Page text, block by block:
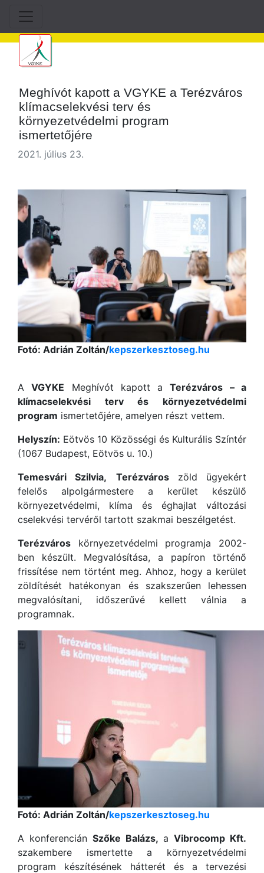
Meghívót kapott a VGYKE a Terézváros
klímacselekvési terv és
környezetvédelmi program
ismertetőjére
2021. július 23.
Fotó: Adrián Zoltán/kepszerkesztoseg.hu
AVGYKE Meghívót kapott aTerézváros – a
klímacselekvési terv és környezetvédelmi
program ismertetőjére, amelyen részt vettem.
Helyszín: Eötvös 10 Közösségi és Kulturális Színtér
(1067 Budapest, Eötvös u. 10.)
Temesvári Szilvia,
Terézvároszöld ügyekért
felelős alpolgármestere a kerület készülő
környezetvédelmi, klíma és éghajlat változási
cselekvési tervéről tartott szakmai beszélgetést.
Terézváros környezetvédelmi programja 2002-
ben készült. Megvalósítása, a papíron történő
frissítése nem történt meg. Ahhoz, hogy a kerület
zöldítését hatékonyan és szakszerűen lehessen
megvalósítani, időszerűvé kellett válnia a
programnak.
Fotó: Adrián Zoltán/kepszerkesztoseg.hu
A konferencián Szőke Balázs, aVibrocomp Kft.
szakembere ismertette a környezetvédelmi
program készítésének hátterét és a tervezési